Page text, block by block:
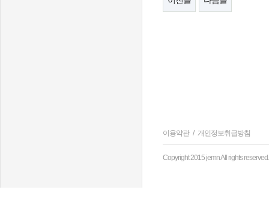
이용약관 / 개인정보취급방침
Copyright 2015 jemn All rights reserved.